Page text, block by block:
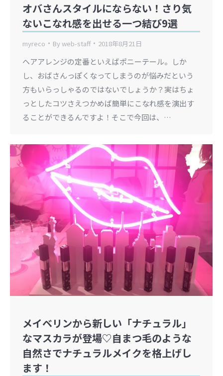
オバさんスタイルにならない！さり気
ないこなれ感を出せる一つ結び9選
myreco Byweb-staff 2018年8月21日
ヘアアレンジの定番といえばポニーテール。しか
し、おばさんっぽくなってしまうのが悩みだという
方もいらっしゃるのではないでしょうか？実はちょ
っとしたコツさえつかめば簡単にこなれ感を演出す
ることができるんですよ！そこで今回は、…
メイベリンから新しい「ナチュラル」
なマスカラが登場♡自まつ毛のような
自然さでナチュラルメイクを格上げし
ます！